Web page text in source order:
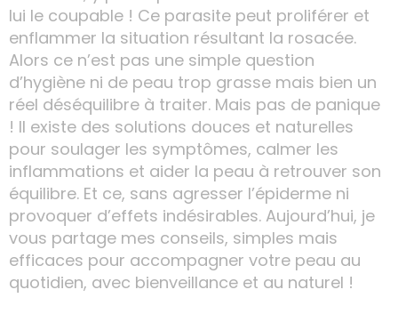
lui le coupable ! Ce parasite peut proliférer et
enflammer la situation résultant la rosacée.
Alors ce n’est pas une simple question
d’hygiène ni de peau trop grasse mais bien un
réel déséquilibre à traiter. Mais pas de panique
! Il existe des solutions douces et naturelles
pour soulager les symptômes, calmer les
inflammations et aider la peau à retrouver son
équilibre. Et ce, sans agresser l’épiderme ni
provoquer d’effets indésirables. Aujourd’hui, je
vous partage mes conseils, simples mais
efficaces pour accompagner votre peau au
quotidien, avec bienveillance et au naturel !